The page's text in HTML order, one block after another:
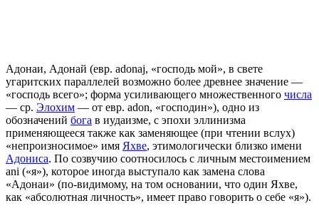
Адонаи, Адонай (евр. adonaj, «господь мой», в свете
угаритских параллелей возможно более древнее значение —
«господь всего»; форма усиливающего множественного числа
— ср. Элохим — от евр. adon, «господин»), одно из
обозначений бога в иудаизме, с эпохи эллинизма
применяющееся также как заменяющее (при чтении вслух)
«непроизносимое» имя Яхве, этимологически близко имени
Адониса. По созвучию соотносилось с личным местоимением
аni («я»), которое иногда выступало как замена слова
«Адонаи» (по-видимому, на том основании, что один Яхве,
как «абсолютная личность», имеет право говорить о себе «я»).